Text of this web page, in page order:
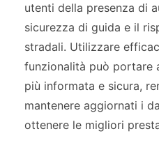
utenti della presenza di
sicurezza di guida e il
stradali. Utilizzare
funzionalità può portare
più informata e sicura,
mantenere aggiornati i
ottenere le migliori